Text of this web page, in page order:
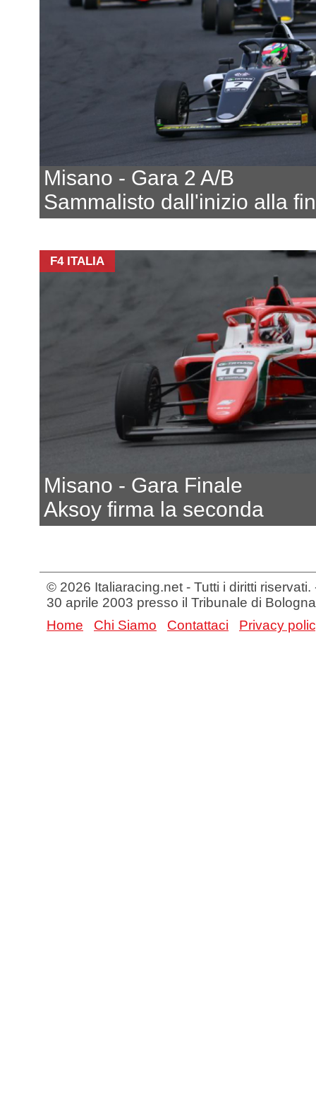
Misano - Gara 2 A/B
Sammalisto dall'inizio alla
F4 ITALIA
Misano - Gara Finale
Aksoy firma la seconda
© 2026 Italiaracing.net - Tutti i diritti
30 aprile 2003 presso il Tribunale di Bologna
Home
Chi Siamo Contattaci Privacy